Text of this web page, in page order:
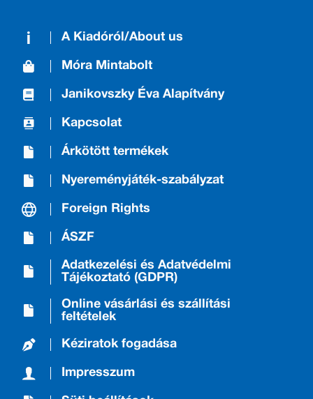
A Kiadóról/About us
Móra Mintabolt
Janikovszky Éva Alapítvány
Kapcsolat
Árkötött termékek
Nyereményjáték-szabályzat
Foreign Rights
ÁSZF
Adatkezelési és Adatvédelmi
Tájékoztató (GDPR)
Online vásárlási és szállítási
feltételek
Kéziratok fogadása
Impresszum